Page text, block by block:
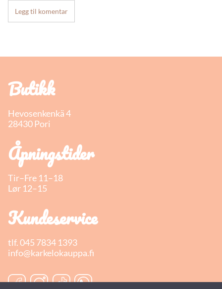
Legg til komentar
Butikk
Hevosenkenkä 4
28430 Pori
Åpningstider
Tir–Fre 11–18
Lør 12–15
Kundeservice
tlf.045 7834 1393
info@karkelokauppa.fi